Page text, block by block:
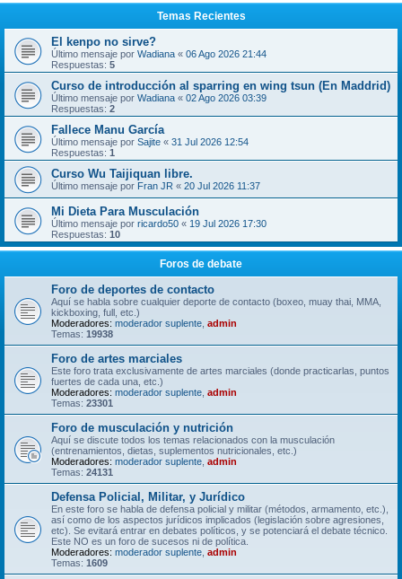
a
r
Temas Recientes
El kenpo no sirve?
Último mensaje por Wadiana « 06 Ago 2026 21:44
Respuestas: 5
Curso de introducción al sparring en wing tsun (En Maddrid)
Último mensaje por Wadiana « 02 Ago 2026 03:39
Respuestas: 2
Fallece Manu García
Último mensaje por Sajite « 31 Jul 2026 12:54
Respuestas: 1
Curso Wu Taijiquan libre.
Último mensaje por Fran JR « 20 Jul 2026 11:37
Mi Dieta Para Musculación
Último mensaje por ricardo50 « 19 Jul 2026 17:30
Respuestas: 10
Foros de debate
Foro de deportes de contacto
Aquí se habla sobre cualquier deporte de contacto (boxeo, muay thai, MMA,
kickboxing, full, etc.)
Moderadores: moderador suplente admin
Temas: 19938
Foro de artes marciales
Este foro trata exclusivamente de artes marciales (donde practicarlas, puntos
fuertes de cada una, etc.)
Moderadores: moderador suplente admin
Temas: 23301
Foro de musculación y nutrición
Aquí se discute todos los temas relacionados con la musculación
(entrenamientos, dietas, suplementos nutricionales, etc.)
Moderadores: moderador suplente admin
Temas: 24131
Defensa Policial, Militar, y Jurídico
En este foro se habla de defensa policial y militar (métodos, armamento, etc.),
así como de los aspectos jurídicos implicados (legislación sobre agresiones,
etc). Se evitará entrar en debates políticos, y se potenciará el debate técnico.
Este NO es un foro de sucesos ni de política.
Moderadores: moderador suplente admin
Temas: 1609